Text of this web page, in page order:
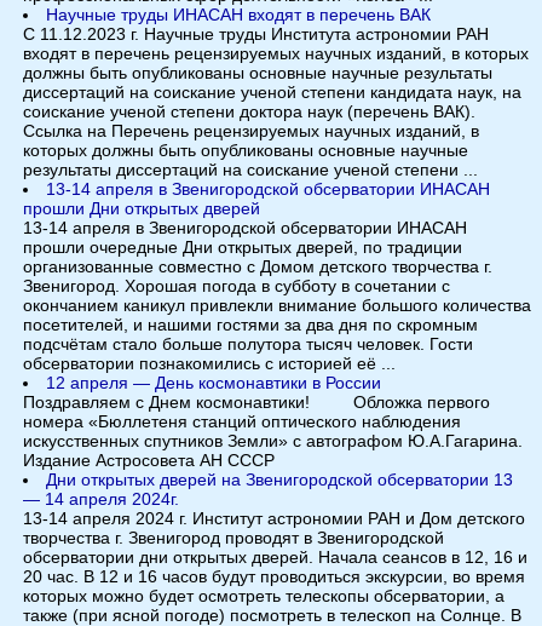
Научные труды ИНАСАН входят в перечень ВАК
С 11.12.2023 г. Научные труды Института астрономии РАН
входят в перечень рецензируемых научных изданий, в которых
должны быть опубликованы основные научные результаты
диссертаций на соискание ученой степени кандидата наук, на
соискание ученой степени доктора наук (перечень ВАК).
Ссылка на Перечень рецензируемых научных изданий, в
которых должны быть опубликованы основные научные
результаты диссертаций на соискание ученой степени ...
13-14 апреля в Звенигородской обсерватории ИНАСАН
прошли Дни открытых дверей
13-14 апреля в Звенигородской обсерватории ИНАСАН
прошли очередные Дни открытых дверей, по традиции
организованные совместно с Домом детского творчества г.
Звенигород. Хорошая погода в субботу в сочетании с
окончанием каникул привлекли внимание большого количества
посетителей, и нашими гостями за два дня по скромным
подсчётам стало больше полутора тысяч человек. Гости
обсерватории познакомились с историей её ...
12 апреля — День космонавтики в России
Поздравляем с Днем космонавтики! Обложка первого
номера «Бюллетеня станций оптического наблюдения
искусственных спутников Земли» с автографом Ю.А.Гагарина.
Издание Астросовета АН СССР
Дни открытых дверей на Звенигородской обсерватории 13
— 14 апреля 2024г.
13-14 апреля 2024 г. Институт астрономии РАН и Дом детского
творчества г. Звенигород проводят в Звенигородской
обсерватории дни открытых дверей. Начала сеансов в 12, 16 и
20 час. В 12 и 16 часов будут проводиться экскурсии, во время
которых можно будет осмотреть телескопы обсерватории, а
также (при ясной погоде) посмотреть в телескоп на Солнце. В